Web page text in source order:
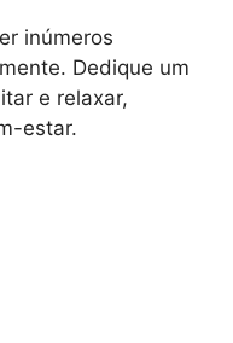
inúmeros
Dedique um
e relaxar,
estar.